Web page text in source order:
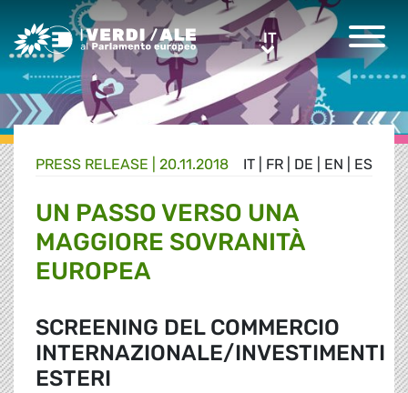
Greens/EFA Home ITIT
IT FR DE EN ES
PRESS RELEASE | 20.11.2018
UN PASSO VERSO UNA
MAGGIORE SOVRANITÀ
EUROPEA
SCREENING DEL COMMERCIO
INTERNAZIONALE/INVESTIMENTI
ESTERI